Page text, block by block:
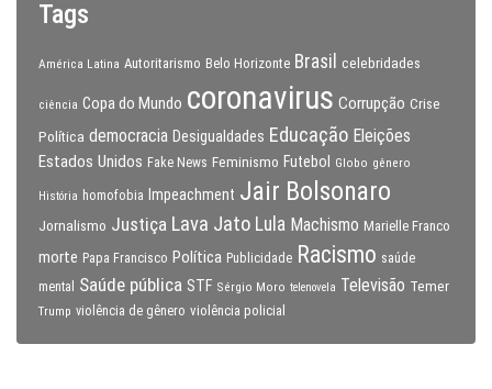
Tags
América Latina Autoritarismo Belo Horizonte Brasil celebridades
ciência Copa do Mundo coronavirus Corrupção Crise
Política democracia Desigualdades Educação Eleições
Estados Unidos Fake News Feminismo Futebol Globo gênero
História homofobia Impeachment Jair Bolsonaro
Jornalismo Justiça Lava Jato Lula Machismo Marielle Franco
morte Papa Francisco Política Publicidade Racismo saúde
mental
Saúde pública STF Sérgio Moro telenovela Televisão Temer
Trump violência de gênero violência policial